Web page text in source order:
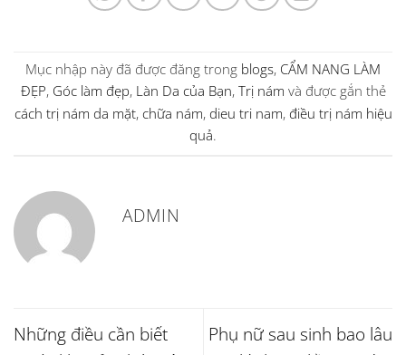
Mục nhập này đã được đăng trong blogs, CẨM NANG LÀM
ĐẸP, Góc làm đẹp, Làn Da của Bạn,Trị nám và được gắn thẻ
cách trị nám da mặt,chữa nám, dieu tri nam, điều trị nám hiệu
quả.
ADMIN
Những điều cần biết
Phụ nữ sau sinh bao lâu